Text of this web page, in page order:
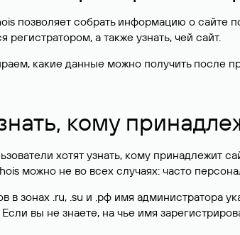
позволяет собрать информацию о сайте
регистратором, а также узнать, чей сайт.
какие данные можно получить после
кому
хотят узнать, кому принадлежит
можно не во всех случаях: часто
в зонах .ru, .su и .рф имя администратора
вы не знаете, на чье имя